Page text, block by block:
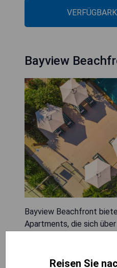
Bayview
Bayview Beachfront
Apartments, die sich
Hauptstrand von Byron
Reisen Sie